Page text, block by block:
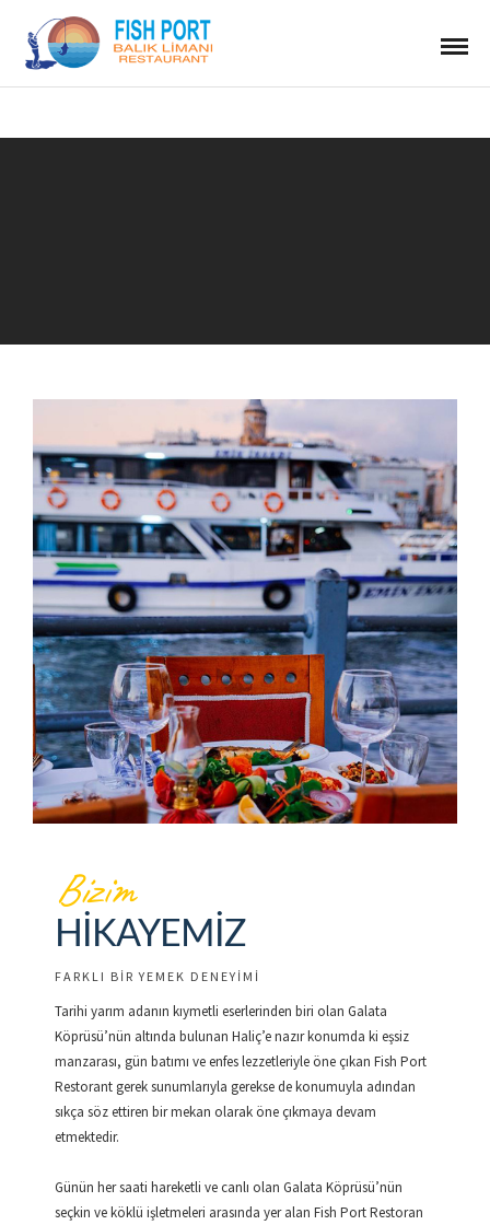
Bizim
HIKAYEMIZ
FARKLI BIR YEMEK DENEYIMI
Tarihi yarım adanın kıymetli eserlerinden biri olan Galata
Köprüsü’nün altında bulunan Haliç’e nazır konumda ki eşsiz
manzarası, gün batımı ve enfes lezzetleriyle öne çıkan Fish Port
Restorant gerek sunumlarıyla gerekse de konumuyla adından
sıkça söz ettiren bir mekan olarak öne çıkmaya devam
etmektedir.
Günün her saati hareketli ve canlı olan Galata Köprüsü’nün
seçkin ve köklü işletmeleri arasında yer alan Fish Port Restoran